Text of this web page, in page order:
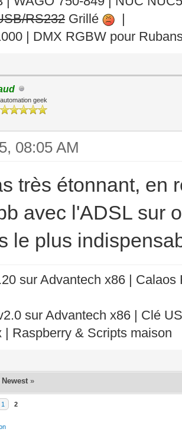
RS232 Grillé
|
| DMX RGBW pour
geek
08:05 AM
très étonnant, en
avec l'ADSL sur
le plus
sur Advantech x86 |
sur Advantech x86 | Clé
| Raspberry & Scripts maison
Newest »
1 2